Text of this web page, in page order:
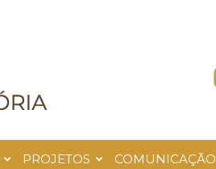
PROJETOS COMUNICAÇÃO